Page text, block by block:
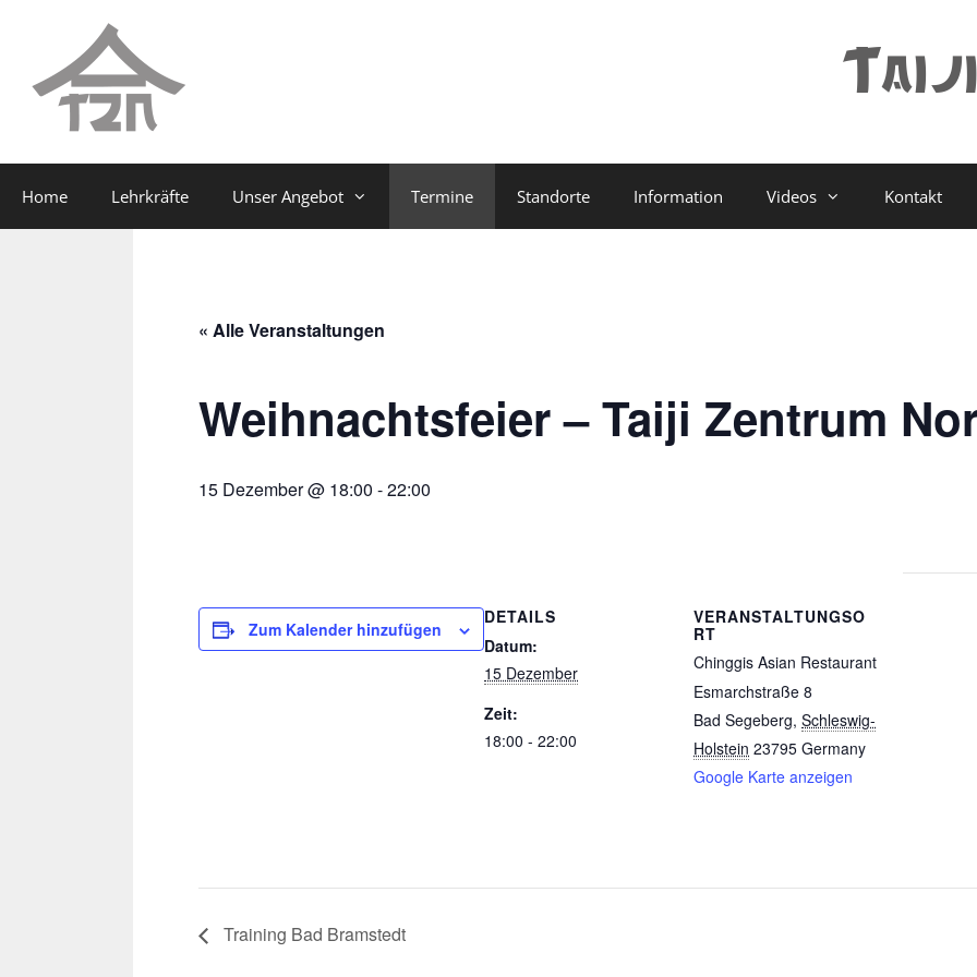
springen
springen
Home Lehrkräfte Unser Angebot Termine Standorte Information Videos Kontakt
« Alle Veranstaltungen
Weihnachtsfeier – Taiji Zentrum
15 Dezember @ 18:00 -22:00
Zum Kalender hinzufügen
DETAILS
Datum:
15 Dezember
Zeit:
18:00 - 22:00
VERANSTALTUNGSO
RT
Chinggis Asian Restaurant
Esmarchstraße 8
Bad Segeberg, Schleswig-
Holstein 23795 Germany
Google Karte anzeigen
Training Bad Bramstedt